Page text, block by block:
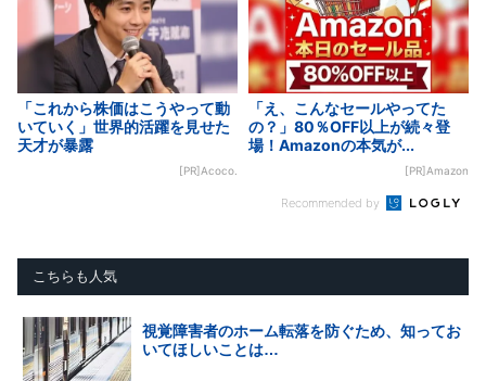
「これから株価はこうやって動
いていく」世界的活躍を見せた
天才が暴露
[PR]Acoco.
「え、こんなセールやってた
の？」80％OFF以上が続々登
場！Amazonの本気が...
[PR]Amazon
Recommended by
こちらも人気
視覚障害者のホーム転落を防ぐため、知ってお
いてほしいことは…